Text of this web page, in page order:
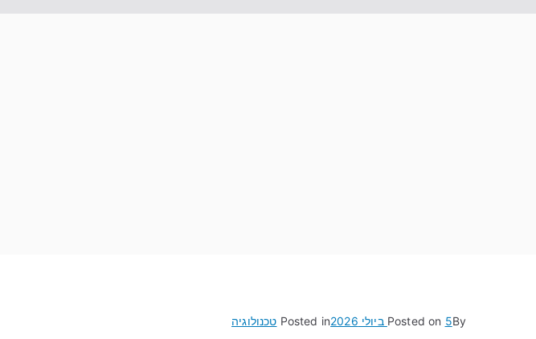
By
Posted on 5 ביולי 2026 Posted in טכנולוגיה